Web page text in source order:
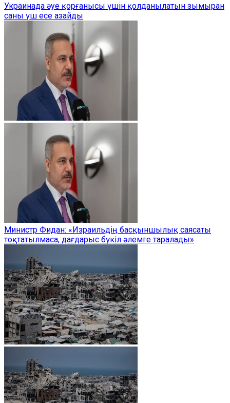
Украинада әуе қорғанысы үшін қолданылатын зымыран
саны үш есе азайды
Министр Фидан: «Израильдің басқыншылық саясаты
тоқтатылмаса, дағдарыс бүкіл әлемге таралады»